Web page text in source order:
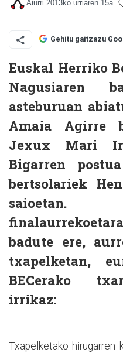
Aiurri 2013ko urriaren 15a
Gehitu gaitzazu
Euskal Herriko
Nagusiaren
asteburuan
Amaia Agirre
Jexux Mari
Bigarren
bertsolariek
badute ere,
txapelketan,
BECerako
irrikaz:
Txapelketako hirugarren